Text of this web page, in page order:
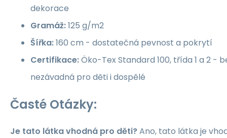
dekorace
Gramáž:125 g/m2
Šířka:160 cm - dostatečná pevnost a pokrytí
Certifikace:Öko-Tex Standard 100, třída 1 a 2 -
nezávadná pro děti i dospělé
Časté Otázky:
Je tato látka vhodná pro děti?Ano, tato látka je